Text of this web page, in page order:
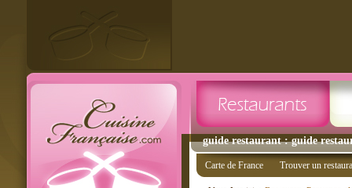
guide restaurant : guide
Carte de France Trouver un